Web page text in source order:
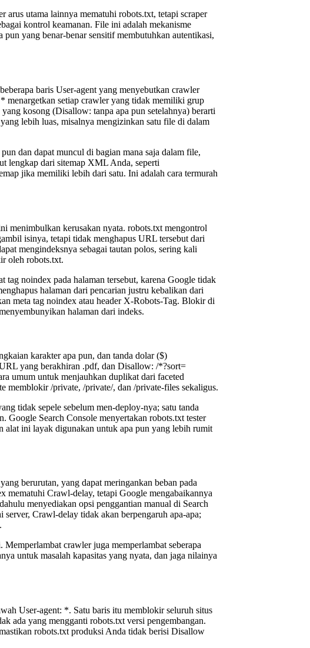
utama lainnya mematuhi robots.txt, tetapi scraper
kontrol keamanan. File ini adalah mekanisme
yang benar-benar sensitif membutuhkan autentikasi,
baris User-agent yang menyebutkan crawler
menargetkan setiap crawler yang tidak memiliki grup
kosong (Disallow: tanpa apa pun setelahnya) berarti
lebih luas, misalnya mengizinkan satu file di dalam
dan dapat muncul di bagian mana saja dalam file,
lengkap dari sitemap XML Anda, seperti
jika memiliki lebih dari satu. Ini adalah cara termurah
menimbulkan kerusakan nyata. robots.txt mengontrol
isinya, tetapi tidak menghapus URL tersebut dari
mengindeksnya sebagai tautan polos, sering kali
oleh robots.txt.
noindex pada halaman tersebut, karena Google tidak
halaman dari pencarian justru kebalikan dari
meta tag noindex atau header X-Robots-Tag. Blokir di
halaman dari indeks.
karakter apa pun, dan tanda dolar ($)
yang berakhiran .pdf, dan Disallow: /*?sort=
umum untuk menjauhkan duplikat dari faceted
memblokir /private, /private/, dan /private-files sekaligus.
tidak sepele sebelum men-deploy-nya; satu tanda
Google Search Console menyertakan robots.txt tester
ini layak digunakan untuk apa pun yang lebih rumit
berurutan, yang dapat meringankan beban pada
mematuhi Crawl-delay, tetapi Google mengabaikannya
menyediakan opsi penggantian manual di Search
Crawl-delay tidak akan berpengaruh apa-apa;
crawler juga memperlambat seberapa
untuk masalah kapasitas yang nyata, dan jaga nilainya
User-agent: *. Satu baris itu memblokir seluruh situs
ada yang mengganti robots.txt versi pengembangan.
robots.txt produksi Anda tidak berisi Disallow